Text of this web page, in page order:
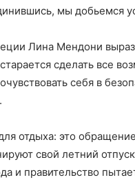
мы добьемся
Лина Мендони
сделать все
себя в
отдыха: это
свой летний
и правительство